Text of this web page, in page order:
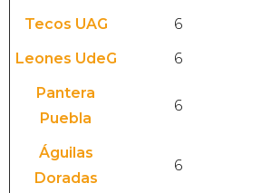
Tecos UAG
6
Leones UdeG
6
Pantera
Puebla
6
Águilas
Doradas
6